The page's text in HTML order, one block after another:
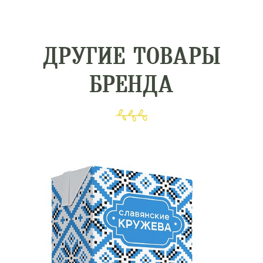
ДРУГИЕ ТОВАРЫ
БРЕНДА